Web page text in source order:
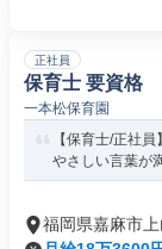
正社員
保育士 要資格
一本松保育園
【保育士/正社
やさしい言葉が
福岡県嘉麻市上